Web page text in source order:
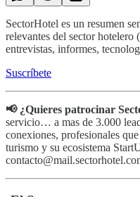
SectorHotel es un resumen
relevantes del sector hotelero
entrevistas, informes,
Suscríbete
📢 ¿Quieres patrocinar
servicio… a mas de 3.000
conexiones, profesionales
turismo y su ecosistema